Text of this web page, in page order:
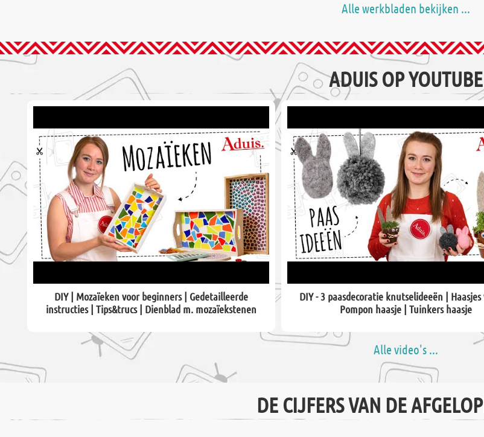
Alle werkbladen bekijken ...
ADUIS OP YOUTUBE
DIY | Mozaïeken voor beginners | Gedetailleerde
instructies | Tips&trucs | Dienblad m. mozaïekstenen
DIY - 3 paasdecoratie knutselideeën |
Pompon haasje | Tuinkers haasje
Alle video's ...
DE CIJFERS VAN DE